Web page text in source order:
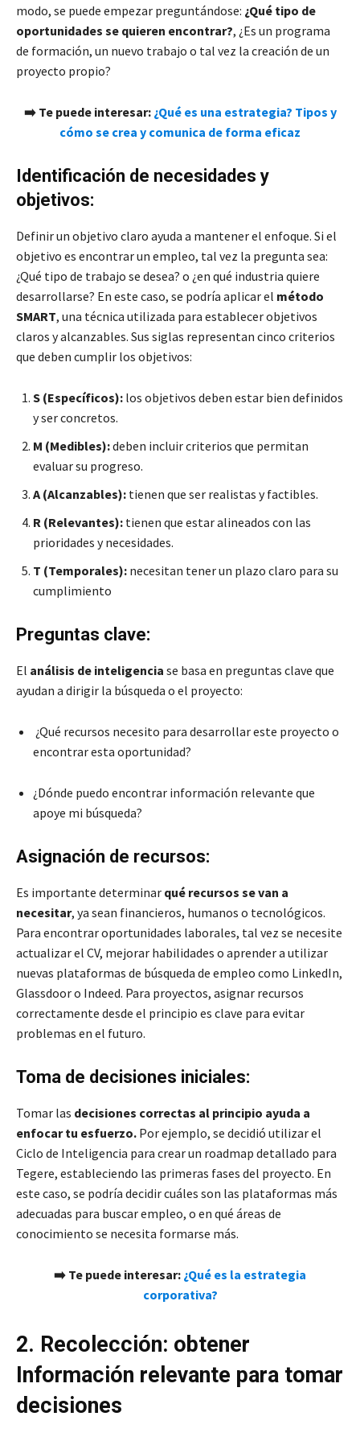
modo, se puede empezar preguntándose: ¿Qué tipo de
oportunidades se quieren encontrar?, ¿Es un programa
de formación, un nuevo trabajo o tal vez la creación de un
proyecto propio?
➡️ Te puede interesar: ¿Qué es una estrategia? Tipos y
cómo se crea y comunica de forma eficaz
Identificación de necesidades y
objetivos:
Definir un objetivo claro ayuda a mantener el enfoque. Si el
objetivo es encontrar un empleo, tal vez la pregunta sea:
¿Qué tipo de trabajo se desea? o ¿en qué industria quiere
desarrollarse? En este caso, se podría aplicar el método
SMART, una técnica utilizada para establecer objetivos
claros y alcanzables. Sus siglas representan cinco criterios
que deben cumplir los objetivos:
S (Específicos): los objetivos deben estar bien definidos
y ser concretos.
M (Medibles):deben incluir criterios que permitan
evaluar su progreso.
A (Alcanzables): tienen que ser realistas y factibles.
R (Relevantes): tienen que estar alineados con las
prioridades y necesidades.
T (Temporales): necesitan tener un plazo claro para su
cumplimiento
Preguntas clave:
El análisis de inteligencia se basa en preguntas clave que
ayudan a dirigir la búsqueda o el proyecto:
¿Qué recursos necesito para desarrollar este proyecto o
encontrar esta oportunidad?
¿Dónde puedo encontrar información relevante que
apoye mi búsqueda?
Asignación de recursos:
Es importante determinar qué recursos se van a
necesitar, ya sean financieros, humanos o tecnológicos.
Para encontrar oportunidades laborales, tal vez se necesite
actualizar el CV, mejorar habilidades o aprender a utilizar
nuevas plataformas de búsqueda de empleo como LinkedIn,
Glassdoor o Indeed. Para proyectos, asignar recursos
correctamente desde el principio es clave para evitar
problemas en el futuro.
Toma de decisiones iniciales:
Tomar las decisiones correctas al principio ayuda a
enfocar tu esfuerzo. Por ejemplo, se decidió utilizar el
Ciclo de Inteligencia para crear un roadmap detallado para
Tegere, estableciendo las primeras fases del proyecto. En
este caso, se podría decidir cuáles son las plataformas más
adecuadas para buscar empleo, o en qué áreas de
conocimiento se necesita formarse más.
➡️ Te puede interesar: ¿Qué es la estrategia
corporativa?
2. Recolección: obtener
Información relevante para tomar
decisiones